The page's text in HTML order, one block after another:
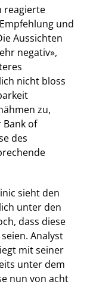
reagierte
und
Aussichten
negativ»,
nicht bloss
zu,
Bank of
des
sieht den
unter den
dass diese
Analyst
mit seiner
unter dem
nun von acht